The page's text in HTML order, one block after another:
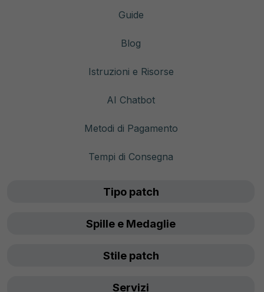
Guide
Blog
Istruzioni e Risorse
AI Chatbot
Metodi di Pagamento
Tempi di Consegna
Tipo patch
Spille e Medaglie
Stile patch
Servizi